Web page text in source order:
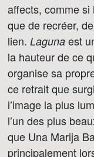
affects, comme
que de recréer,
lien. Laguna est
la hauteur de ce
organise sa
ce retrait que
l’image la plus
l’un des plus
que Una Marija
principalement